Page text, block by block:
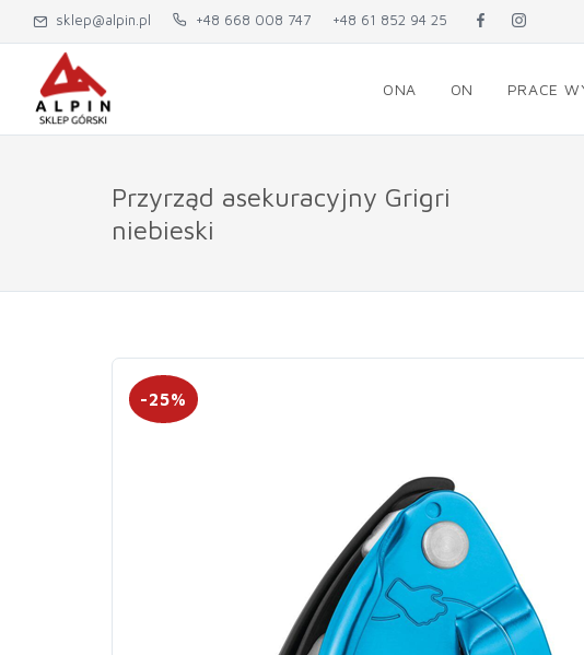
sklep@alpin.pl +48 668 008 747 +48 61 852 94 25
ONA ON PRACE
Przyrząd asekuracyjny Grigri
niebieski
-25%